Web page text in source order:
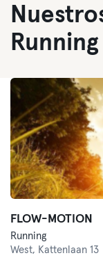
FLOW-MOTION
Running
West, Kattenlaan 13